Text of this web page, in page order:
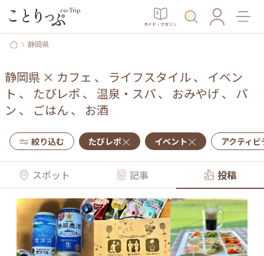
ガイド・マガジン
静岡県
静岡県 × カフェ 、 ライフスタイル、 イベン
ト 、 たびレポ 、 温泉・スパ、 おみやげ 、 パ
ン 、 ごはん 、 お酒
絞り込む たびレポ イベント アクティ
スポット 記事 投稿